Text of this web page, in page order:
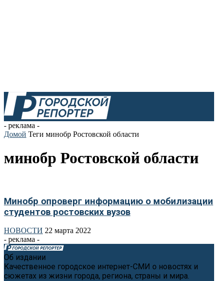
- реклама -
Домой Теги минобр Ростовской области
минобр Ростовской области
Минобр опроверг информацию о мобилизации
студентов ростовских вузов
НОВОСТИ 22 марта 2022
- реклама -
Об издании
Качественное городское интернет-СМИ о новостях и
сюжетах из жизни города, региона, страны и мира.